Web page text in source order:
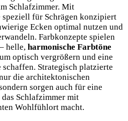
Schlafzimmer. Mit
für Schrägen konzipiert
Ecken optimal nutzen und
Farbkonzepte spielen
helle, harmonische Farbtöne
optisch vergrößern und eine
schaffen. Strategisch platzierte
die architektonischen
sorgen auch für eine
Schlafzimmer mit
Wohlfühlort macht.